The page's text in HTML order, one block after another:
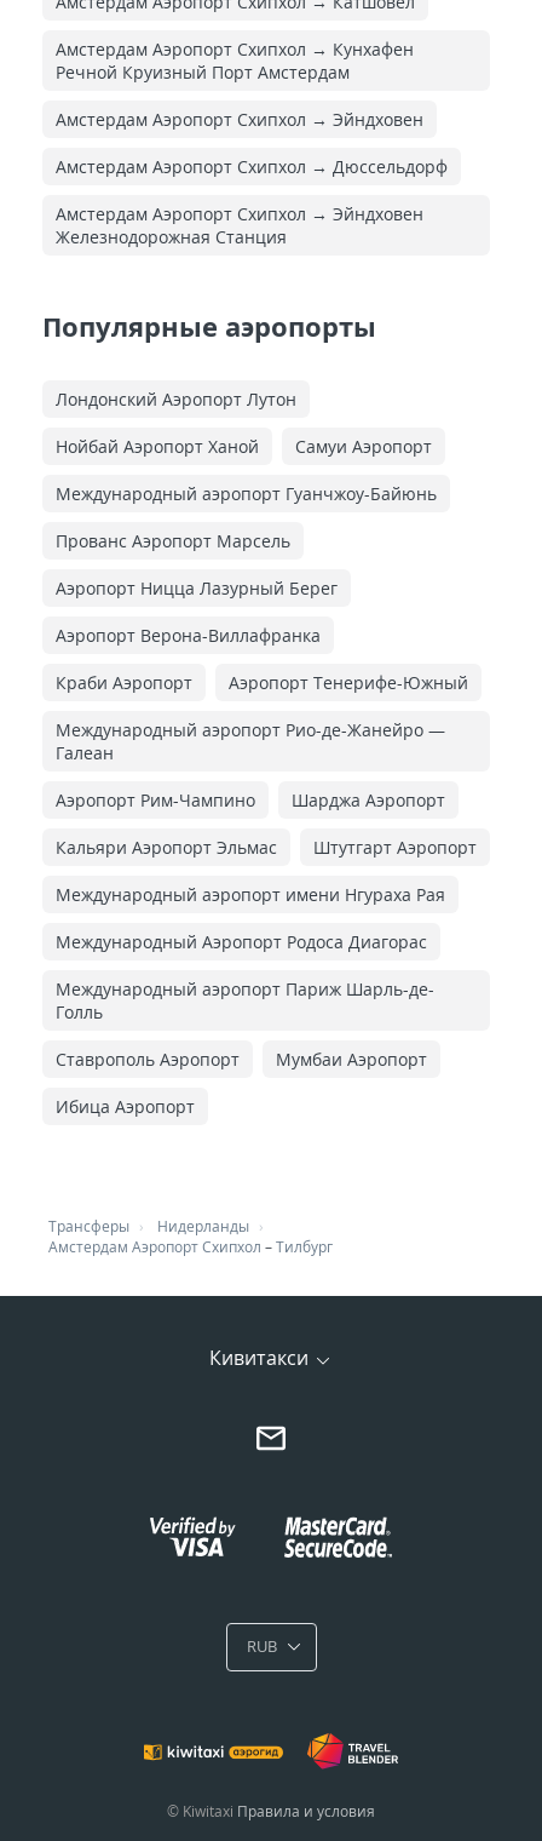
Амстердам Аэропорт Схипхол → Кунхафен
Речной Круизный Порт Амстердам
Амстердам Аэропорт Схипхол → Эйндховен
Амстердам Аэропорт Схипхол → Дюссельдорф
Амстердам Аэропорт Схипхол → Эйндховен
Железнодорожная Cтанция
Популярные аэропорты
Лондонский Аэропорт Лутон
Нойбай Аэропорт Ханой Самуи Аэропорт
Международный аэропорт Гуанчжоу-Байюнь
Прованс Аэропорт Марсель
Аэропорт Ницца Лазурный Берег
Аэропорт Верона-Виллафранка
Краби Аэропорт Аэропорт Тенерифе-Южный
Международный аэропорт Рио-де-Жанейро —
Галеан
Аэропорт Рим-Чампино Шарджа Аэропорт
Кальяри Аэропорт Эльмас Штутгарт Аэропорт
Международный аэропорт имени Нгураха Рая
Международный Аэропорт Родоса Диагорас
Международный аэропорт Париж Шарль-де-
Голль
Ставрополь Аэропорт Мумбаи Аэропорт
Ибица Аэропорт
Трансферы
Нидерланды
Амстердам Аэропорт Схипхол –Тилбург
Кивитакси
RUB
© Kiwitaxi Правила и условия